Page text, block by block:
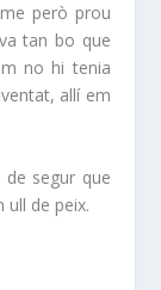
però prou
tan bo que
no hi tenia
allí em
segur que
ull de peix.